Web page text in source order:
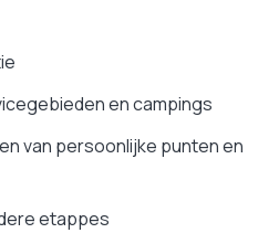
en campings
van persoonlijke punten en
etappes